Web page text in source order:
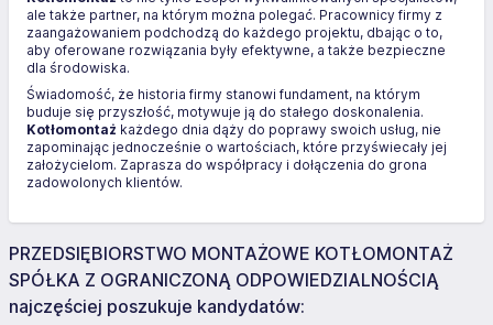
ale także partner, na którym można polegać. Pracownicy firmy z
zaangażowaniem podchodzą do każdego projektu, dbając o to,
aby oferowane rozwiązania były efektywne, a także bezpieczne
dla środowiska.
Świadomość, że historia firmy stanowi fundament, na którym
buduje się przyszłość, motywuje ją do stałego doskonalenia.
Kotłomontaż każdego dnia dąży do poprawy swoich usług, nie
zapominając jednocześnie o wartościach, które przyświecały jej
założycielom. Zaprasza do współpracy i dołączenia do grona
zadowolonych klientów.
PRZEDSIĘBIORSTWO MONTAŻOWE KOTŁOMONTAŻ
SPÓŁKA Z OGRANICZONĄ ODPOWIEDZIALNOŚCIĄ
najczęściej poszukuje kandydatów: